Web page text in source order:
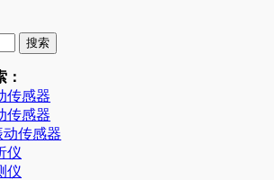
：
传感器
传感器
动传感器
仪
仪